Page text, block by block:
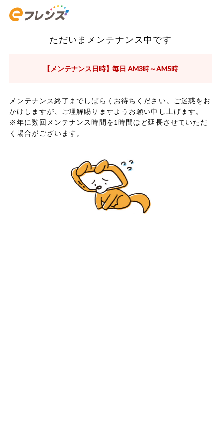
ただいまメンテナンス中です
【メンテナンス日時】毎日 AM3時～AM5時
メンテナンス終了までしばらくお待ちください。ご迷惑をお
かけしますが、ご理解賜りますようお願い申し上げます。
※年に数回メンテナンス時間を1時間ほど延長させていただ
く場合がございます。